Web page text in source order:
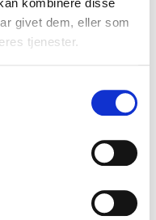
kombinere disse
givet dem, eller som
tjenester.
i Minatol-serien
ORDRE